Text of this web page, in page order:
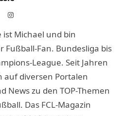
Instagram
ist Michael und bin
Fußball-Fan. Bundesliga bis
League. Seit Jahren
auf diversen Portalen
News zu den TOP-Themen
Das FCL-Magazin